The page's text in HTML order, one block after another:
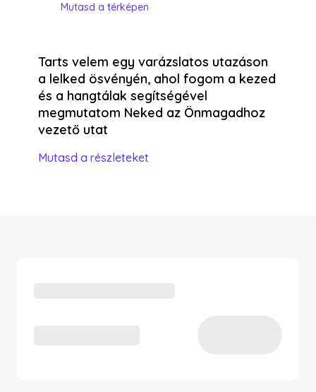
Mutasd a térképen
Tarts velem egy varázslatos utazáson
a lelked ösvényén, ahol fogom a kezed
és a hangtálak segítségével
megmutatom Neked az Önmagadhoz
vezető utat
Mutasd a részleteket